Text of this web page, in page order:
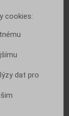
jeho
Je to
se
cookies:
dat pro